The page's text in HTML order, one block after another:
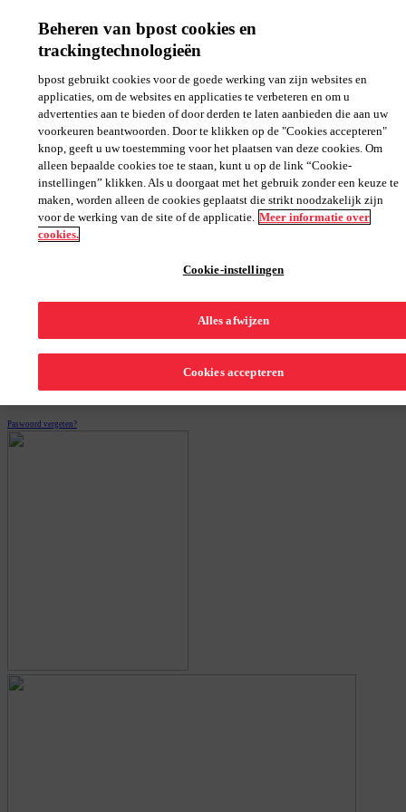
Help NL FR
Na de stopzetting van de bpaid-service is de bpaid-app niet
langer beschikbaar sinds 04/03. U kunt het webportaal blijven
gebruiken om uw transacties en persoonsgegevens te
raadplegen. Enkele nuttige links: • Betwisting van een
transactie: https://www.bpost.be/nl/fomulier/betwisten-van-
een-bpaid-transactie#no-back • Successie:
https://www.bpost.be/nl/fomulier/bpaid-indiening-van-een-
nalatenschapdossier#no-back • Vrijgave van een
voorbehouden bedrag
https://www.bpost.be/nl/formulieren/bpaid/
back • Bedrag niet ontvangen na afsluiting:
https://www.bpost.be/nl/fomulier/heeft-u-de-terugbetaling-
Paswoord vergeten?
Beheren van bpost cookies en
trackingtechnologieën
bpost gebruikt cookies voor de goede werking van zijn websites en
applicaties, om de websites en applicaties te verbeteren en om u
advertenties aan te bieden of door derden te laten aanbieden die aan uw
voorkeuren beantwoorden. Door te klikken op de "Cookies accepteren"
knop, geeft u uw toestemming voor het plaatsen van deze cookies. Om
alleen bepaalde cookies toe te staan, kunt u op de link “Cookie-
instellingen” klikken. Als u doorgaat met het gebruik zonder een keuze te
maken, worden alleen de cookies geplaatst die strikt noodzakelijk zijn
voor de werking van de site of de applicatie. Meer informatie over
cookies.
Cookie-instellingen
Alles afwijzen
Cookies accepteren